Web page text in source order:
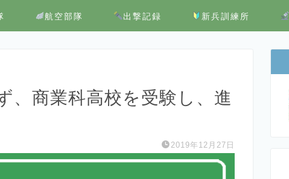
航空部隊 出撃記録 新兵訓練所
、商業科高校を受験し、進
2019年12月27日